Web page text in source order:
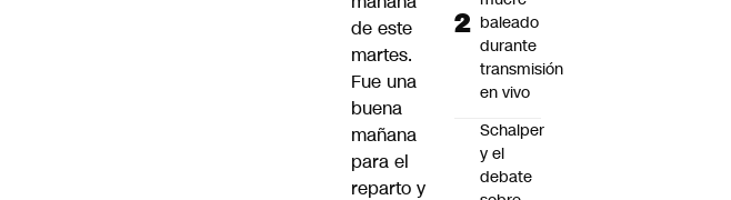
de este
martes.
Fue una
buena
mañana
para el
reparto y
baleado
durante
transmisión
en vivo
Schalper
y el
debate